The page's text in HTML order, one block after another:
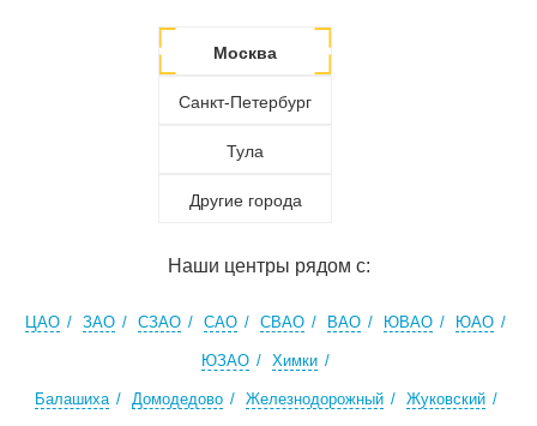
Москва
Санкт-Петербург
Тула
Другие города
Наши центры рядом с:
ЦАО ЗАО СЗАО САО СВАО ВАО ЮВАО ЮАО
ЮЗАО Химки
Балашиха Домодедово Железнодорожный Жуковский